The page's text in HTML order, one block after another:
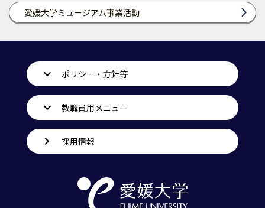
愛媛大学ミュージアム事業活動
ポリシー・方針等
教職員用メニュー
採用情報